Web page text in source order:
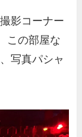
影コーナー
この部屋な
写真パシャ